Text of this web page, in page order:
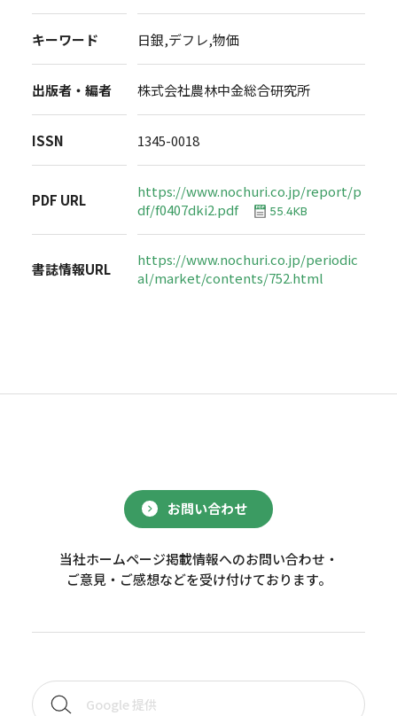
キーワード 日銀,デフレ,物価
出版者・編者 株式会社農林中金総合研究所
ISSN 1345-0018
PDF URL
https://www.nochuri.co.jp/report/p
df/f0407dki2.pdf
55.4KB
書誌情報URL
https://www.nochuri.co.jp/periodic
al/market/contents/752.html
お問い合わせ
当社ホームページ掲載情報へのお問い合わせ・
ご意見・ご感想などを受け付けております。